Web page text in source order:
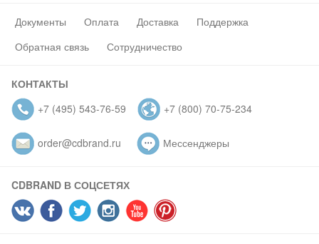
Документы Оплата Доставка
Поддержка
Обратная связь
Сотрудничество
КОНТАКТЫ
+7 (495) 543-76-59
+7 (800) 70-75-234
order@cdbrand.ru Мессенджеры
CDBRAND В СОЦСЕТЯХ